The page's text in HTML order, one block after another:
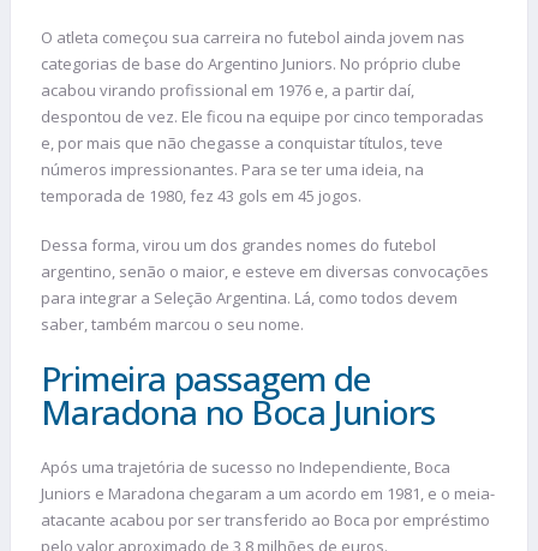
O atleta começou sua carreira no futebol ainda jovem nas
categorias de base do Argentino Juniors. No próprio clube
acabou virando profissional em 1976 e, a partir daí,
despontou de vez. Ele ficou na equipe por cinco temporadas
e, por mais que não chegasse a conquistar títulos, teve
números impressionantes. Para se ter uma ideia, na
temporada de 1980, fez 43 gols em 45 jogos.
Dessa forma, virou um dos grandes nomes do futebol
argentino, senão o maior, e esteve em diversas convocações
para integrar a Seleção Argentina. Lá, como todos devem
saber, também marcou o seu nome.
Primeira passagem de
Maradona no Boca Juniors
Após uma trajetória de sucesso no Independiente, Boca
Juniors e Maradona chegaram a um acordo em 1981, e o meia-
atacante acabou por ser transferido ao Boca por empréstimo
pelo valor aproximado de 3,8 milhões de euros.